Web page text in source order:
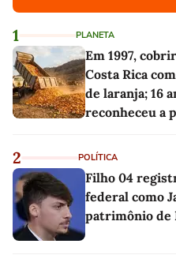
1 PLANETA
Em 1997,
Costa Rica
de laranja; 16
reconheceu a
2 POLÍTICA
Filho 04
federal como
patrimônio de